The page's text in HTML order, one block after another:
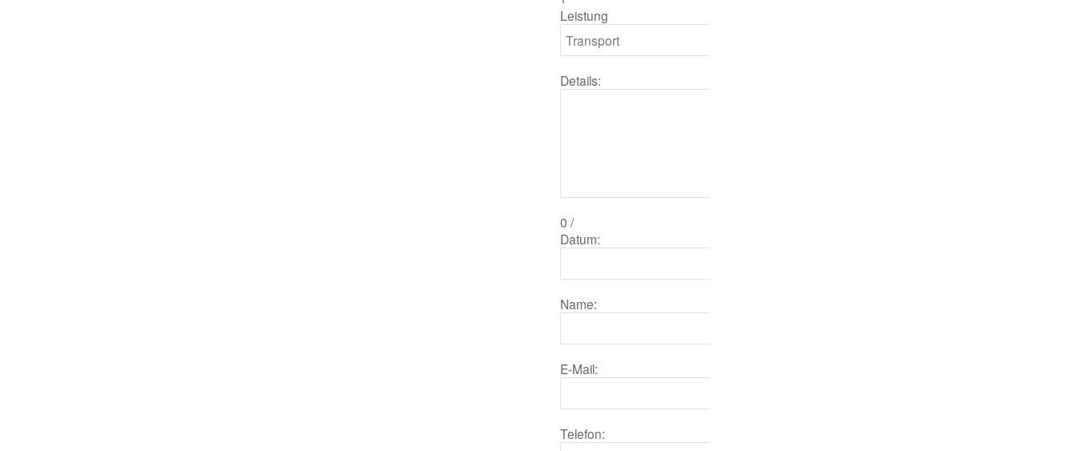
Leistung
Details:
0 /
Datum:
Name:
E-Mail:
Telefon: